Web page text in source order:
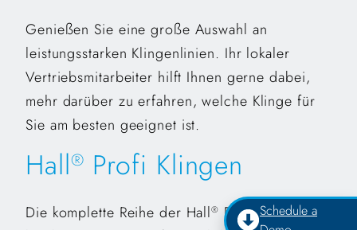
Schedule a
Genießen Sie eine große Auswahl an
leistungsstarken Klingenlinien. Ihr lokaler
Vertriebsmitarbeiter hilft Ihnen gerne dabei,
mehr darüber zu erfahren, welche Klinge für
Sie am besten geeignet ist.
Hall® Profi Klingen
Die komplette Reihe der Hall® Pro Klingen